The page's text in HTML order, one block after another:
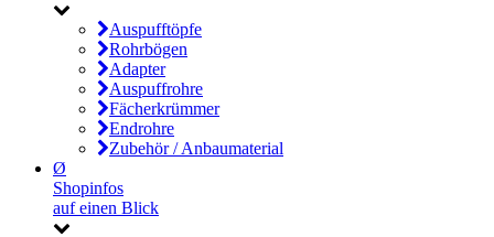
Auspufftöpfe
Rohrbögen
Adapter
Auspuffrohre
Fächerkrümmer
Endrohre
Zubehör / Anbaumaterial
Ø
Shopinfos
auf einen Blick